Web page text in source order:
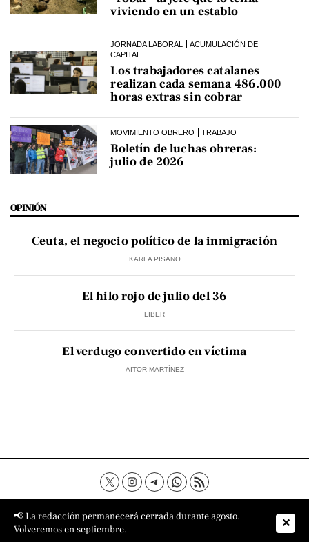
viviendo en un establo
JORNADA LABORAL
ACUMULACIÓN DE
CAPITAL
Los trabajadores catalanes
realizan cada semana 486.000
horas extras sin cobrar
MOVIMIENTO OBRERO TRABAJO
Boletín de luchas obreras:
julio de 2026
OPINIÓN
Ceuta, el negocio político de la inmigración
KARLA PISANO
El hilo rojo de julio del 36
LIBER
El verdugo convertido en víctima
AITOR MARTÍNEZ
Contacto Aviso Legal
Política de privacidad
Política de cookies
Sobre nosotros
📢 La redacción permanecerá cerrada durante agosto.
Volveremos en septiembre.
✕